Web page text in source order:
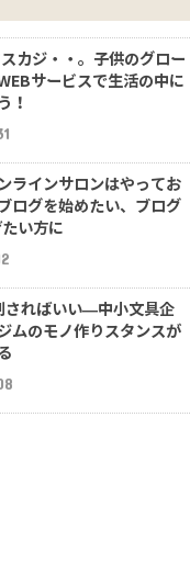
カジ・・。子供のグロー
サービスで生活の中に
！
ラインサロンはやってお
ログを始めたい、ブログ
い方に
さればいい―中小文具企
ムのモノ作りスタンスが